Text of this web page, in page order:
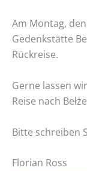
Am Montag,
Gedenkstätte
Rückreise.
Gerne lassen
Reise nach
Bitte schreiben
Florian Ross